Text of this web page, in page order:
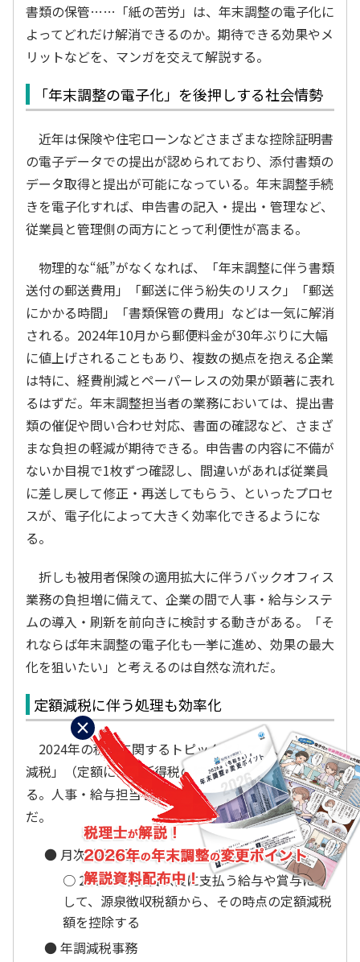
×
書類の保管……「紙の苦労」は、年末調整の電子化に
よってどれだけ解消できるのか。期待できる効果やメ
リットなどを、マンガを交えて解説する。
「年末調整の電子化」を後押しする社会情勢
近年は保険や住宅ローンなどさまざまな控除証明書
の電子データでの提出が認められており、添付書類の
データ取得と提出が可能になっている。年末調整手続
きを電子化すれば、申告書の記入・提出・管理など、
従業員と管理側の両方にとって利便性が高まる。
物理的な“紙”がなくなれば、「年末調整に伴う書類
送付の郵送費用」「郵送に伴う紛失のリスク」「郵送
にかかる時間」「書類保管の費用」などは一気に解消
される。2024年10月から郵便料金が30年ぶりに大幅
に値上げされることもあり、複数の拠点を抱える企業
は特に、経費削減とペーパーレスの効果が顕著に表れ
るはずだ。年末調整担当者の業務においては、提出書
類の催促や問い合わせ対応、書面の確認など、さまざ
まな負担の軽減が期待できる。申告書の内容に不備が
ないか目視で1枚ずつ確認し、間違いがあれば従業員
に差し戻して修正・再送してもらう、といったプロセ
スが、電子化によって大きく効率化できるようにな
る。
折しも被用者保険の適用拡大に伴うバックオフィス
業務の負担増に備えて、企業の間で人事・給与システ
ムの導入・刷新を前向きに検討する動きがある。「そ
れならば年末調整の電子化も一挙に進め、効果の最大
化を狙いたい」と考えるのは自然な流れだ。
定額減税に伴う処理も効率化
2024年の税制に関するトピックとしては、「定額
減税」（定額による所得税の特別控除）が挙げられ
る。人事・給与担当者に発生する業務は以下の2つ
だ。
● 月次減税事務
○ 2024年6月1日以後に支払う給与や賞与に対
して、源泉徴収税額から、その時点の定額減税
額を控除する
● 年調減税事務